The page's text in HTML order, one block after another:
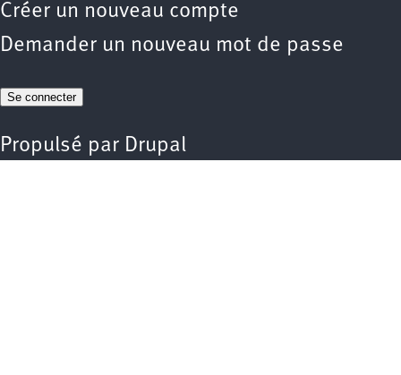
Créer un nouveau compte
Demander un nouveau mot de passe
Propulsé par Drupal